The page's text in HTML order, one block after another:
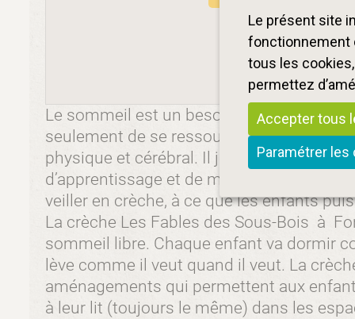
Le présent site
fonctionnement
tous les
permettez
Accepter tous
Paramétrer les
Le sommeil est un besoin physiologique
seulement de se ressourcer mais qui
physique et cérébral. Il joue un rôle
d’apprentissage et de mémorisation.
veiller en crèche, à ce que les enfants
La crèche Les Fables des Sous-Bois à
sommeil libre. Chaque enfant va dormir
lève comme il veut quand il veut. La
aménagements qui permettent aux
à leur lit (toujours le même) dans les